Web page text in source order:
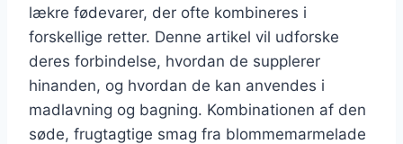
lækre fødevarer, der ofte kombineres i
forskellige retter. Denne artikel vil udforske
deres forbindelse, hvordan de supplerer
hinanden, og hvordan de kan anvendes i
madlavning og bagning. Kombinationen af den
søde, frugtagtige smag fra blommemarmelade